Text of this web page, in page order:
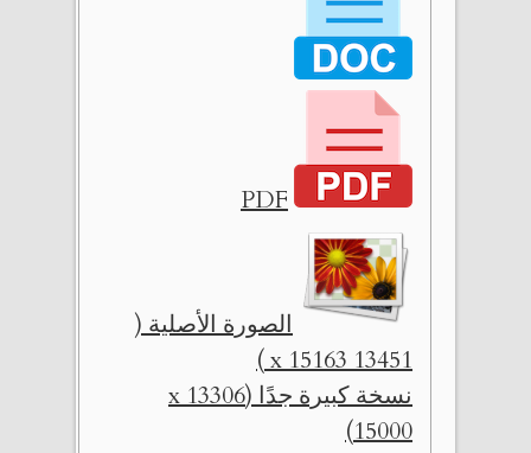
PDF
الصورة الأصلية (
13451 x 15163 )
نسخة كبيرة جدًا (13306 x
15000)